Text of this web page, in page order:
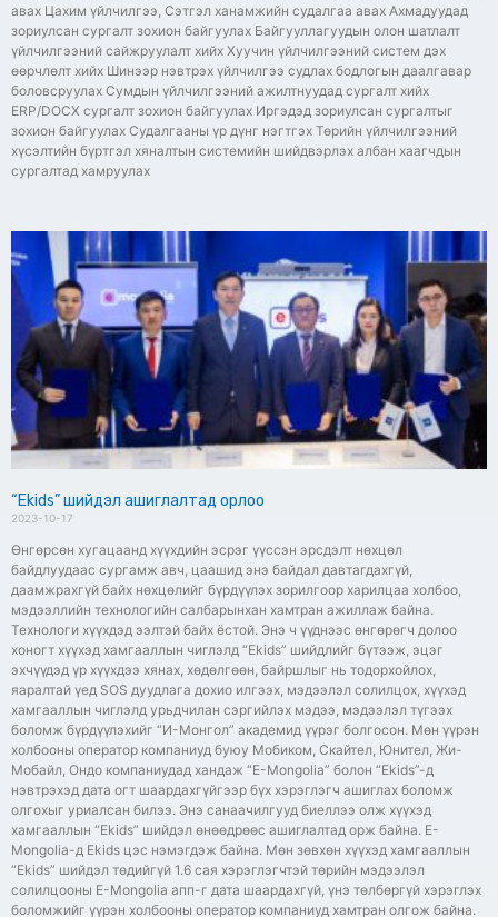
авах Цахим үйлчилгээ, Сэтгэл ханамжийн судалгаа авах Ахмадуудад
зориулсан сургалт зохион байгуулах Байгууллагуудын олон шатлалт
үйлчилгээний сайжруулалт хийх Хуучин үйлчилгээний систем дэх
өөрчлөлт хийх Шинээр нэвтрэх үйлчилгээ судлах бодлогын даалгавар
боловсруулах Сумдын үйлчилгээний ажилтнуудад сургалт хийх
ERP/DOCX сургалт зохион байгуулах Иргэдэд зориулсан сургалтыг
зохион байгуулах Судалгааны үр дүнг нэгтгэх Төрийн үйлчилгээний
хүсэлтийн бүртгэл хяналтын системийн шийдвэрлэх албан хаагчдын
сургалтад хамруулах
“Ekids” шийдэл ашиглалтад орлоо
2023-10-17
Өнгөрсөн хугацаанд хүүхдийн эсрэг үүссэн эрсдэлт нөхцөл
байдлуудаас сургамж авч, цаашид энэ байдал давтагдахгүй,
даамжрахгүй байх нөхцөлийг бүрдүүлэх зорилгоор харилцаа холбоо,
мэдээллийн технологийн салбарынхан хамтран ажиллаж байна.
Технологи хүүхдэд ээлтэй байх ёстой. Энэ ч үүднээс өнгөрөгч долоо
хоногт хүүхэд хамгааллын чиглэлд “Ekids” шийдлийг бүтээж, эцэг
эхчүүдэд үр хүүхдээ хянах, хөдөлгөөн, байршлыг нь тодорхойлох,
яаралтай үед SOS дуудлага дохио илгээх, мэдээлэл солилцох, хүүхэд
хамгааллын чиглэлд урьдчилан сэргийлэх мэдээ, мэдээлэл түгээх
боломж бүрдүүлэхийг “И-Монгол” академид үүрэг болгосон. Мөн үүрэн
холбооны оператор компаниуд буюу Мобиком, Скайтел, Юнител, Жи-
Мобайл, Ондо компаниудад хандаж “E-Mongolia” болон “Ekids”-д
нэвтрэхэд дата огт шаардахгүйгээр бүх хэрэглэгч ашиглах боломж
олгохыг уриалсан билээ. Энэ санаачилгууд биеллээ олж хүүхэд
хамгааллын “Ekids” шийдэл өнөөдрөөс ашиглалтад орж байна. E-
Mongolia-д Ekids цэс нэмэгдэж байна. Мөн зөвхөн хүүхэд хамгааллын
“Ekids” шийдэл төдийгүй 1.6 сая хэрэглэгчтэй төрийн мэдээлэл
солилцооны E-Mongolia апп-г дата шаардахгүй, үнэ төлбөргүй хэрэглэх
боломжийг үүрэн холбооны оператор компаниуд хамтран олгож байна.